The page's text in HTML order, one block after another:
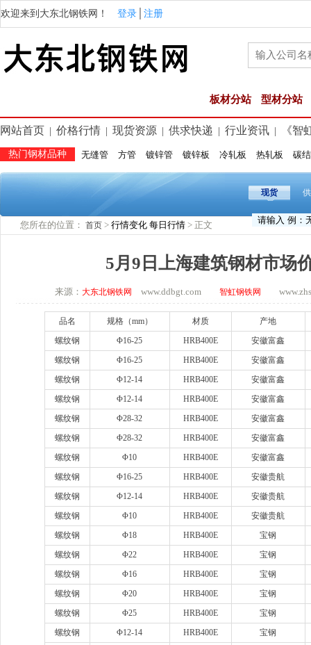
欢迎来到大东北钢铁网！ 登录 注册
板材分站 型材分站
网站首页 价格行情 现货资源 供求快递 行业资讯 《智
热门钢材品种 无缝管 方管 镀锌管 镀锌板 冷轧板 热轧板 碳
现货
您所在的位置： 首页 > 行情变化 每日行情 > 正文
5月9日上海建筑钢材市场
来源： 大东北钢铁网 www.ddbgt.com 智虹钢铁网
品名 规格（mm） 材质
产地
螺纹钢
Φ16-25 HRB400E
安徽富鑫
螺纹钢
Φ16-25 HRB400E
安徽富鑫
螺纹钢
Φ12-14 HRB400E
安徽富鑫
螺纹钢
Φ12-14 HRB400E
安徽富鑫
螺纹钢
Φ28-32 HRB400E
安徽富鑫
螺纹钢
Φ28-32 HRB400E
安徽富鑫
螺纹钢
Φ10 HRB400E
安徽富鑫
螺纹钢
Φ16-25 HRB400E
安徽贵航
螺纹钢
Φ12-14 HRB400E
安徽贵航
螺纹钢
Φ10 HRB400E
安徽贵航
螺纹钢
Φ18 HRB400E
宝钢
螺纹钢
Φ22 HRB400E
宝钢
螺纹钢
Φ16 HRB400E
宝钢
螺纹钢
Φ20 HRB400E
宝钢
螺纹钢
Φ25 HRB400E
宝钢
螺纹钢
Φ12-14 HRB400E
宝钢